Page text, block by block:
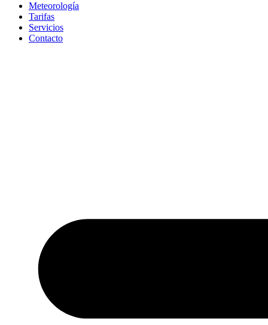
Meteorología
Tarifas
Servicios
Contacto